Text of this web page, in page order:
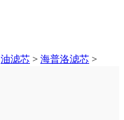
油滤芯 > 海普洛滤芯 >